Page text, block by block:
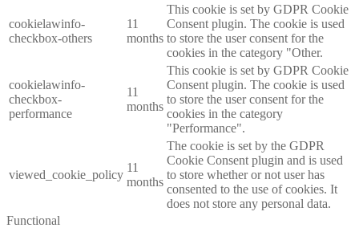
cookielawinfo-
checkbox-others
11
months
This cookie is set by GDPR Cookie
Consent plugin. The cookie is used
to store the user consent for the
cookies in the category "Other.
cookielawinfo-
checkbox-
performance
11
months
This cookie is set by GDPR Cookie
Consent plugin. The cookie is used
to store the user consent for the
cookies in the category
"Performance".
viewed_cookie_policy
11
months
The cookie is set by the GDPR
Cookie Consent plugin and is used
to store whether or not user has
consented to the use of cookies. It
does not store any personal data.
Functional